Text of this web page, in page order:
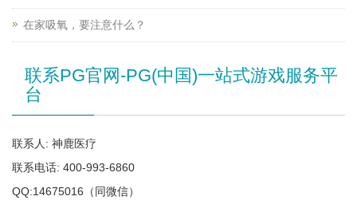
在家吸氧，要注意什么？
联系PG官网-PG(中国)一站式游戏服务平
台
联系人: 神鹿医疗
联系电话: 400-993-6860
QQ:14675016（同微信）